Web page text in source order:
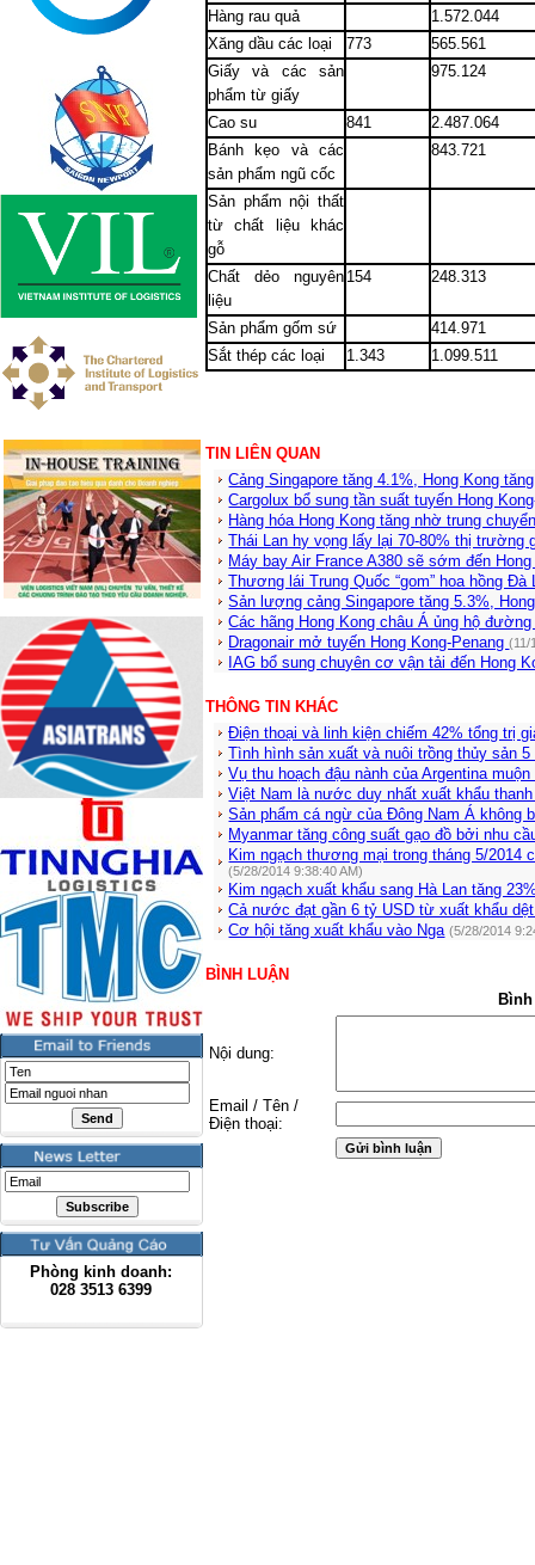
Phòng kinh doanh:
0283513 6399
Hàng rau quả
1.572.044
Xăng dầu các loại
773
565.561
Giấy và các sản
phẩm từ giấy
975.124
Cao su 841
2.487.064
Bánh kẹo và các
sản phẩm ngũ cốc
843.721
Sản phẩm nội thất
từ chất liệu khác
gỗ
Chất dẻo nguyên
liệu
154 248.313
Sản phẩm gốm sứ
414.971
Sắt thép các loại
1.343 1.099.511
TIN LIÊN QUAN
Cảng Singapore tăng 4.1%, Hong Kong
Cargolux bổ sung tần suất tuyến Hong
Hàng hóa Hong Kong tăng nhờ trung
Thái Lan hy vọng lấy lại 70-80% thị trường
Máy bay Air France A380 sẽ sớm đến
Thương lái Trung Quốc “gom” hoa hồng
Sản lượng cảng Singapore tăng 5.3%,
Các hãng Hong Kong châu Á ủng hộ
Dragonair mở tuyến Hong Kong-Penang(11/
IAG bổ sung chuyên cơ vận tải đến Hong
THÔNG TIN KHÁC
Điện thoại và linh kiện chiếm 42% tổng trị
Tình hình sản xuất và nuôi trồng thủy sản 5
Vụ thu hoạch đậu nành của Argentina
Việt Nam là nước duy nhất xuất khẩu
Sản phẩm cá ngừ của Đông Nam Á không
Myanmar tăng công suất gạo đồ bởi nhu
Kim ngạch thương mại trong tháng 5/2014
(5/28/2014 9:38:40 AM)
Kim ngạch xuất khẩu sang Hà Lan tăng
Cả nước đạt gần 6 tỷ USD từ xuất khẩu
Cơ hội tăng xuất khẩu vào Nga (5/28/2014
BÌNH LUẬN
Nội dung:
Email / Tên /
Điện thoại: